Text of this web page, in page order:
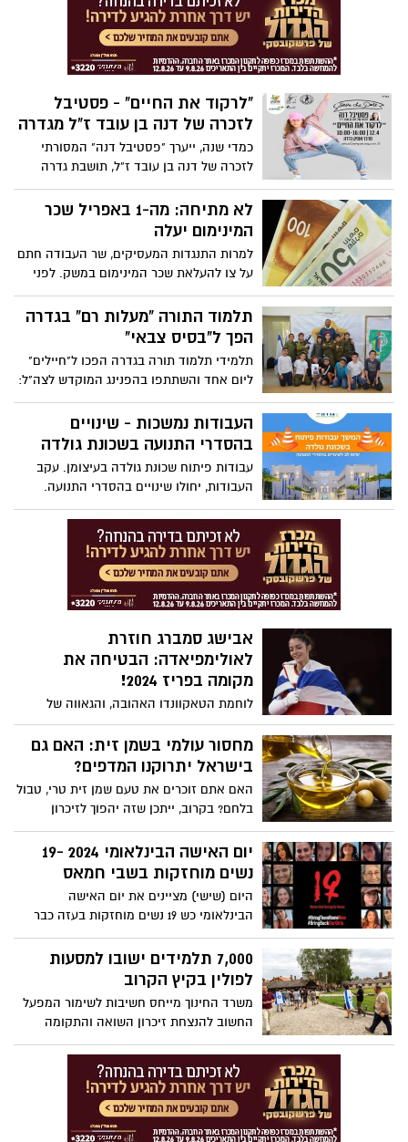
המדינה".
"לרקוד את החיים" - פסטיבל
לזכרה של דנה בן עובד ז"ל מגדרה
כמדי שנה, ייערך "פסטיבל דנה" המסורתי
לזכרה של דנה בן עובד ז"ל, תושבת גדרה
שנפטרה ממחלה קשה בהיותה בת 20 בלבד.
ההכנסות ייתרמו קודש. לא מתיחה: מה-1 באפריל שכר
המינימום יעלה
למרות התנגדות המעסיקים, שר העבודה חתם
על צו להעלאת שכר המינימום במשק. לפני
כשנה כבר עלה שכר המינימום בכ-270 שקלים
וכעת הוא יעלה בעוד 309 שקלים
תלמוד התורה "מעלות רם" בגדרה
הפך ל"בסיס צבאי"
תלמידי תלמוד תורה בגדרה הפכו ל"חיילים"
ליום אחד והשתתפו בהפנינג המוקדש לצה"ל:
טקס הנפת הגדל, משימות ספורטיביות,
מכתבים לחיילים והכרת היחידות. המורים
הפכו ל"אלופים" ו"הרמטכ"ל", הרב יובל
כחומה בצורה מאחורי חיילינו האהובים
ומתפללים להשבתם של החטופים"
העבודות נמשכות - שינויים
בהסדרי התנועה בשכונת גולדה
עבודות פיתוח שכונת גולדה בעיצומן. עקב
העבודות, יחולו שינויים בהסדרי התנועה.
אבישג סמברג חוזרת
לאולימפיאדה: הבטיחה את
מקומה בפריז 2024!
לוחמת הטאקוונדו האהובה, והגאווה של
המושבה גדרה -אבישג סמברג, עשתה זאת
שוב! היום (שבת) הבטיחה סמברג את
מחסור עולמי בשמן זית: האם גם
בישראל יתרוקנו המדפים?
האם אתם זוכרים את טעם שמן זית טרי, טבול
בלחם? בקרוב, ייתכן שזה יהפוך לזיכרון
נוסטלגי בלבד. משבר האקלים פוגע קשות
בענף הזית, גורם לירידה משמעותית ביבולים
ומוביל למחסור עולמי בשמן זית. בישראל,
כבר מורגשות: מחירי שמן זית מזנקים,
והזמינות שלו על המדפים הולכת ופוחתת.
יום האישה הבינלאומי 2024 -19
נשים מוחזקות בשבי חמאס
היום (שישי) מציינים את יום האישה
הבינלאומי כש 19 נשים מוחזקות בעזה כבר
154 ימים ועוברות התעללות נפשית פיזית
ומינית ואחת מהן עוברת את זה עם שני
פעוטות.
7,000 תלמידים ישובו למסעות
לפולין בקיץ הקרוב
משרד החינוך מייחס חשיבות לשימור המפעל
החשוב להנצחת זיכרון השואה והתקומה
ורואה את הכח בלספר את סיפורם של
שורדות ושורדי השואה שבחרו לחזור ולחיות,
בנו את חייהם מחדש ותרמו רבות להקמתה
של מדינת ישראל ולרוחה וצביונה של החברה
הישראלית. יחד עם זאת, המצב הביטחוני
ייבדק על בסיס קבוע וייתכנו שינויים בהתאם